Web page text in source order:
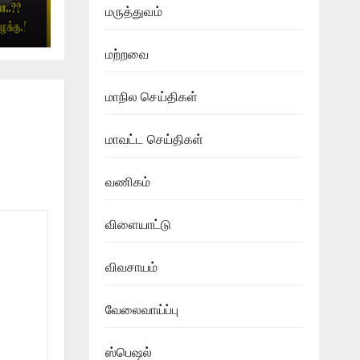
மருத்துவம்
மற்றவை
மாநில செய்திகள்
மாவட்ட செய்திகள்
வணிகம்
விளையாட்டு
விவசாயம்
வேலைவாய்ப்பு
ஸ்பெஷல்